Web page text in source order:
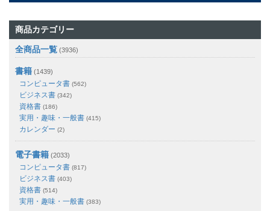
商品カテゴリー
全商品一覧 (3936)
書籍 (1439)
コンピュータ書 (562)
ビジネス書 (342)
資格書 (186)
実用・趣味・一般書 (415)
カレンダー (2)
電子書籍 (2033)
コンピュータ書 (817)
ビジネス書 (403)
資格書 (514)
実用・趣味・一般書 (383)